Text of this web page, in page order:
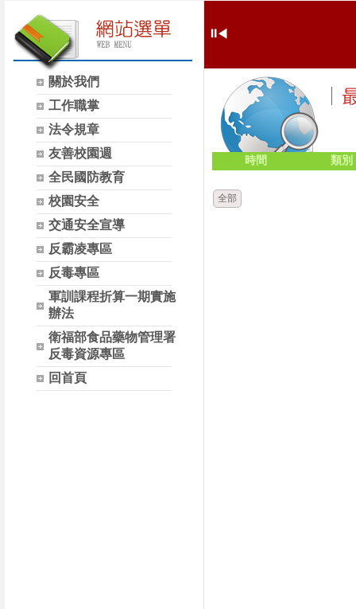
關於我們
工作職掌
法令規章
友善校園週
全民國防教育
校園安全
交通安全宣導
反霸凌專區
反毒專區
軍訓課程折算一期實施
辦法
衛福部食品藥物管理署
反毒資源專區
回首頁
⏸◀
時間 類別
全部